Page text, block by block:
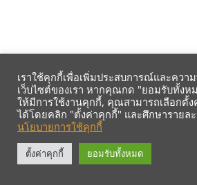
รับข้อมูลข่าวสารจากสหกรณ์ฯ ผ่าน LINE ก่
เราใช้คุกกี้เพื่อเพิ่มประสบการณ์และควา
เว็บไซต์ของเรา หากคุณกด "ยอมรับทั้ง
ให้มีการใช้งานคุกกี้, คุณสามารถเลือกตั้
ได้โดยคลิก "ตั้งค่าคุกกี้" และศึกษารายล
นโยบายการใช้คุกกี้
ตั้งค่าคุกกี้ ยอมรับทั้งหมด